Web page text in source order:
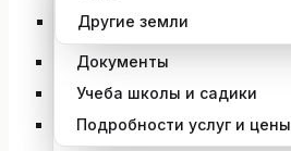
Другие земли
Документы
Учеба школы и садики
Подробности услуг и цены